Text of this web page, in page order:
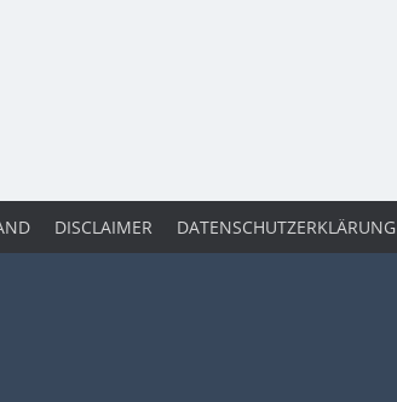
DISCLAIMER DATENSCHUTZERKLÄRUNG